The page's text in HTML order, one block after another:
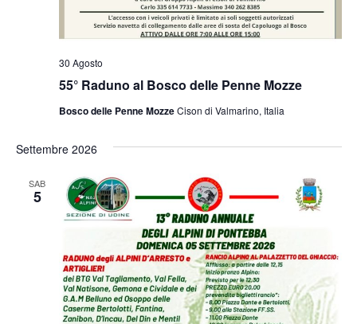
55° Raduno al Bosco delle Penne Mozze
30 Agosto
Bosco delle Penne MozzeCison di Valmarino, Italia
Settembre 2026
SAB
5